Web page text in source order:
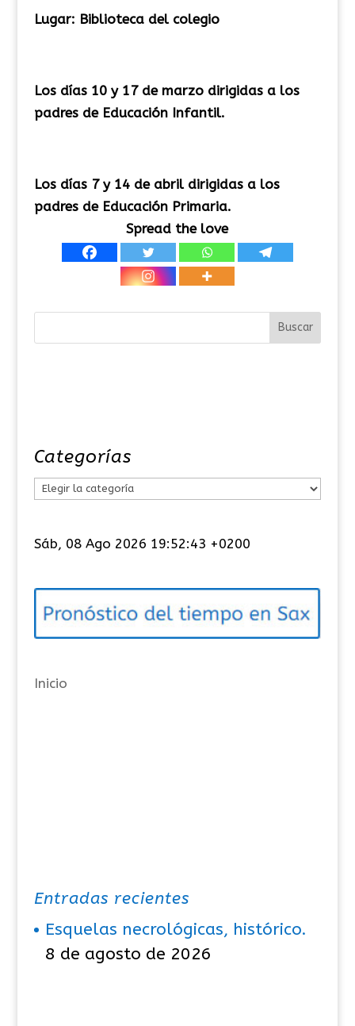
Lugar: Biblioteca del colegio
Los días 10 y 17 de marzo dirigidas a los
padres de Educación Infantil.
Los días 7 y 14 de abril dirigidas a los
padres de Educación Primaria.
Spread the love
Categorías
e
o
í
s
Sáb, 08 Ago 2026 19:52:44 +0200
Inicio
Entradas recientes
Esquelas necrológicas, histórico.
8 de agosto de 2026